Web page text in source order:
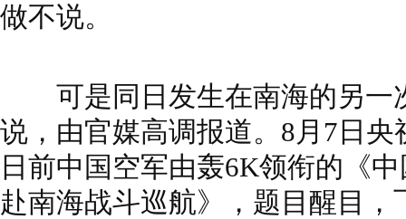
做不说。
可是同日发生在南海的另一
说，由官媒高调报道。8月7日
日前中国空军由轰6K领衔的《
赴南海战斗巡航》，题目醒目